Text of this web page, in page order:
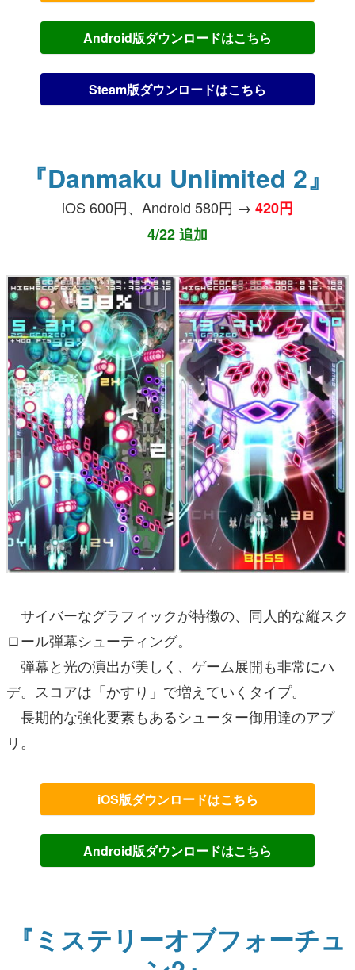
Android版ダウンロードはこちら
Steam版ダウンロードはこちら
『Danmaku Unlimited 2』
iOS 600円、Android 580円 → 420円
4/22 追加
サイバーなグラフィックが特徴の、同人的な縦スク
ロール弾幕シューティング。
弾幕と光の演出が美しく、ゲーム展開も非常にハ
デ。スコアは「かすり」で増えていくタイプ。
長期的な強化要素もあるシューター御用達のアプ
リ。
iOS版ダウンロードはこちら
Android版ダウンロードはこちら
『ミステリーオブフォーチュ